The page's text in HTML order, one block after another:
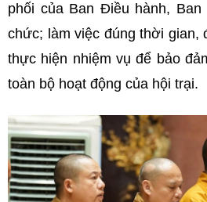
phối của Ban Điều hành,
chức; làm việc đúng thời gian,
thực hiện nhiệm vụ để bảo
toàn bộ hoạt động của hội trại.